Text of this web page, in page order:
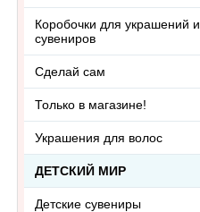
Коробочки для украшений и
сувениров
Сделай сам
Только в магазине!
Украшения для волос
ДЕТСКИЙ МИР
Детские сувениры